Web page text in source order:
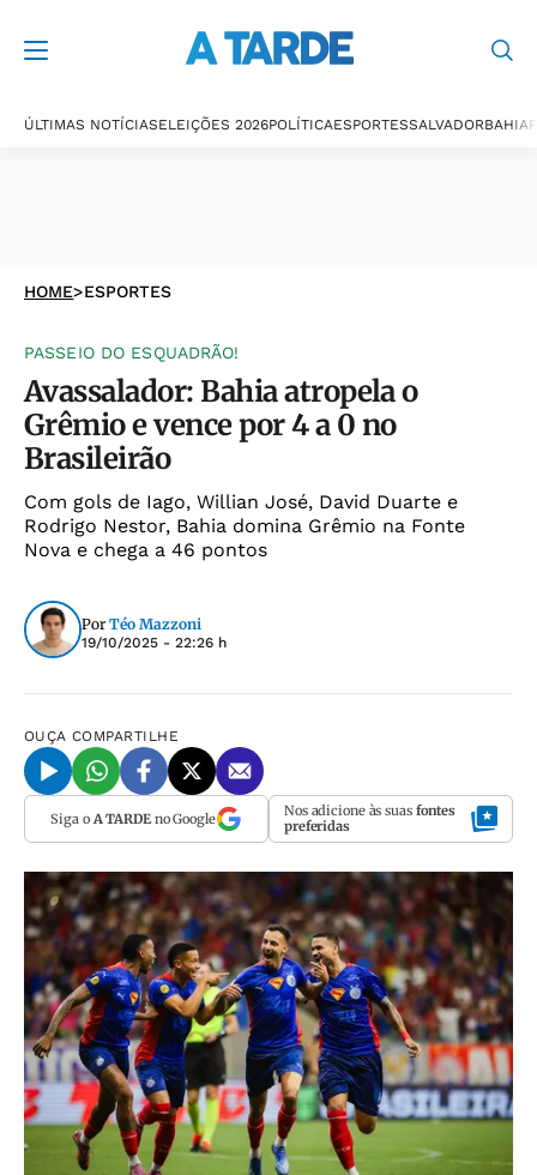
ÚLTIMAS NOTÍCIASELEIÇÕES 2026POLÍTICAESPORTESSALVADORBAHIA
HOME>ESPORTES
PASSEIO DO ESQUADRÃO!
Avassalador: Bahia atropela o
Grêmio e vence por 4 a 0 no
Brasileirão
Com gols de Iago, Willian José, David Duarte e
Rodrigo Nestor, Bahia domina Grêmio na Fonte
Nova e chega a 46 pontos
Por Téo Mazzoni
19/10/2025 - 22:26 h
OUÇA COMPARTILHE
Siga o A TARDEno Google Nos adicione às suas fontes
preferidas